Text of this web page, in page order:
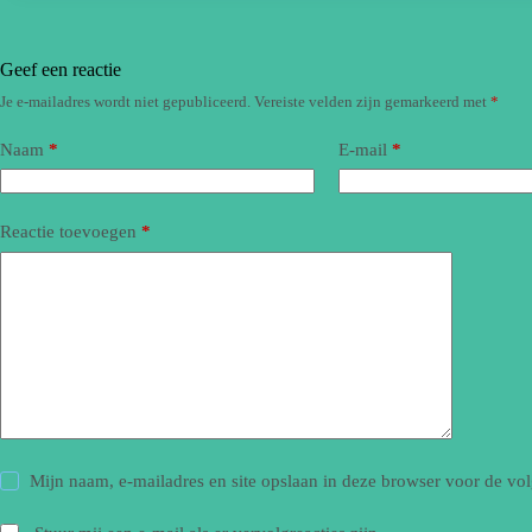
Geef een reactie
Je e-mailadres wordt niet gepubliceerd. Vereiste velden zijn gemarkeerd met *
Naam * E-mail *
Reactie toevoegen *
Mijn naam, e-mailadres en site opslaan in deze browser voor de